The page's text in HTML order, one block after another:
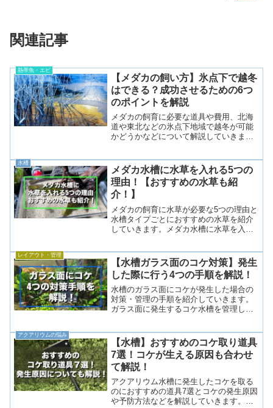
関連記事
熱帯魚・エビ
【メダカの飼い方】氷点下で越冬
はできる？成功させるための6つ
のポイントを解説
メダカの飼育に必要な道具や費用、北海
道や東北などの氷点下地域で越冬が可能
かどうかなどについて解説していきま
に凍結してしまわなければ越冬すること
ができます。水面が凍結する...
水槽
メダカ水槽に水草を入れる5つの
理由！【おすすめの水草も紹
介！】
メダカの飼育に水草が必要な5つの理由と
水槽タイプごとにおすすめの水草を紹介
していきます。メダカ水槽に水草を入れ
る水を綺麗にする鑑賞性が高くなる1.水
槽内に酸素を供給す...
レイアウト・管理
【水槽ガラス面のコケ対策】発生
した際に行う4つの手順を解説！
水槽のガラス面にコケが発生した場合の
対策・管理の手順を紹介していきます。
ガラス面に発生するコケ水槽を管理して
す。立ち上げ当初のため硝酸塩が多かっ
たり、ソイルなどの影響で栄養...
アクアリウムの悩み
【水槽】おすすめのコケ取り道具
7選！コケが生える原因も合わせ
て解説！
アクアリウム水槽に発生したコケを取る
のにおすすめの道具7選とコケの発生原因
や予防方法などを解説していきます。コ